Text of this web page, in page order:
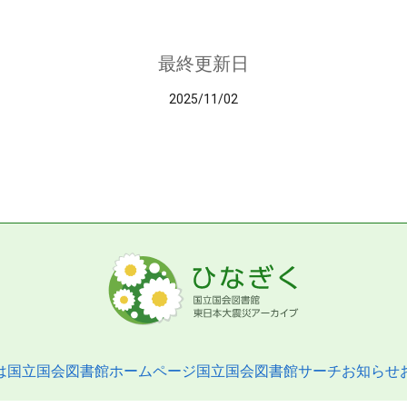
最終更新日
2025/11/02
国立国会図書館ホームページ国立国会図書館サーチお知らせ